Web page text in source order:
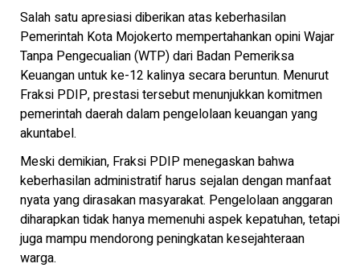
Salah satu apresiasi diberikan atas keberhasilan
Pemerintah Kota Mojokerto mempertahankan opini Wajar
Tanpa Pengecualian (WTP) dari Badan Pemeriksa
Keuangan untuk ke-12 kalinya secara beruntun. Menurut
Fraksi PDIP, prestasi tersebut menunjukkan komitmen
pemerintah daerah dalam pengelolaan keuangan yang
akuntabel.
Meski demikian, Fraksi PDIP menegaskan bahwa
keberhasilan administratif harus sejalan dengan manfaat
nyata yang dirasakan masyarakat. Pengelolaan anggaran
diharapkan tidak hanya memenuhi aspek kepatuhan, tetapi
juga mampu mendorong peningkatan kesejahteraan
warga.